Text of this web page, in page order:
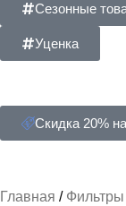
Сезонные
Уценка
Скидка 20%
Главная
Фильтры